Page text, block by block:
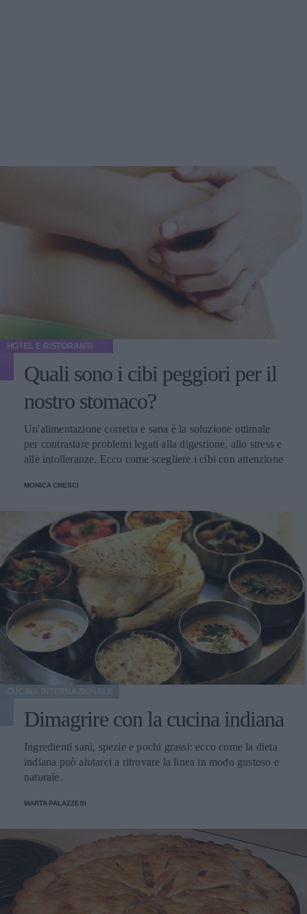
HOTEL E RISTORANTI
Quali sono i cibi peggiori per il
nostro stomaco?
Un'alimentazione corretta e sana è la soluzione ottimale
per contrastare problemi legati alla digestione, allo stress e
alle intolleranze. Ecco come scegliere i cibi con attenzione
MONICA CRESCI
Dimagrire con la cucina indiana
Ingredienti sani, spezie e pochi grassi: ecco come la dieta
indiana può aiutarci a ritrovare la linea in modo gustoso e
naturale.
MARTA PALAZZESI